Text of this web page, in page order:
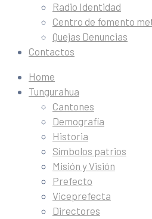
Radio Identidad
Centro de fomento
Quejas Denuncias
Contactos
Home
Tungurahua
Cantones
Demografía
Historia
Símbolos patrios
Misión y Visión
Prefecto
Viceprefecta
Directores